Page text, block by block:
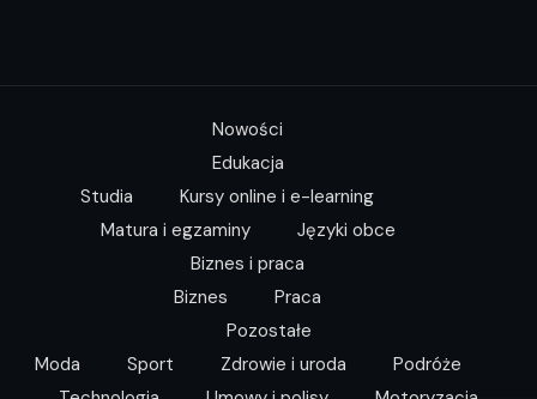
Nowości
Edukacja
Studia
Kursy online i e-learning
Matura i egzaminy
Języki obce
Biznes i praca
Biznes
Praca
Pozostałe
Moda
Sport Zdrowie i uroda
Podróże